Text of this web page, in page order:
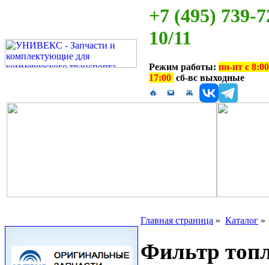
+7 (495) 739-
10/11
Режим работы: пн-пт с
17:00 сб-вс выходные
Главная страница » Каталог
Фильтр